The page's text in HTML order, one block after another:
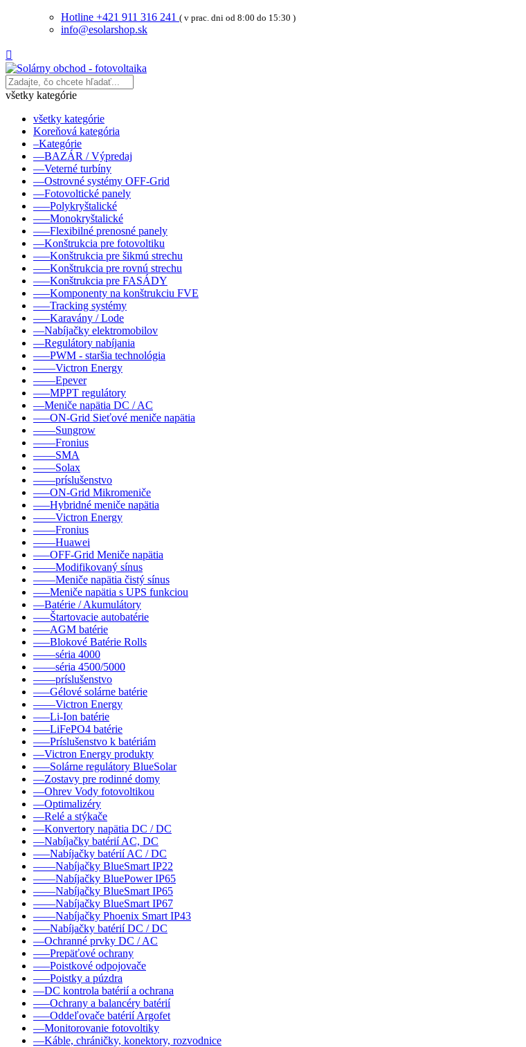
Hotline +421 911 316 241 ( v prac. dni od 8:00 do 15:30 )
info@esolarshop.sk

všetky kategórie
všetky kategórie
Koreňová kategória
–Kategórie
––BAZÁR / Výpredaj
––Veterné turbíny
––Ostrovné systémy OFF-Grid
––Fotovoltické panely
–––Polykryštalické
–––Monokryštalické
–––Flexibilné prenosné panely
––Konštrukcia pre fotovoltiku
–––Konštrukcia pre šikmú strechu
–––Konštrukcia pre rovnú strechu
–––Konštrukcia pre FASÁDY
–––Komponenty na konštrukciu FVE
–––Tracking systémy
–––Karavány / Lode
––Nabíjačky elektromobilov
––Regulátory nabíjania
–––PWM - staršia technológia
––––Victron Energy
––––Epever
–––MPPT regulátory
––Meniče napätia DC / AC
–––ON-Grid Sieťové meniče napätia
––––Sungrow
––––Fronius
––––SMA
––––Solax
––––príslušenstvo
–––ON-Grid Mikromeniče
–––Hybridné meniče napätia
––––Victron Energy
––––Fronius
––––Huawei
–––OFF-Grid Meniče napätia
––––Modifikovaný sínus
––––Meniče napätia čistý sínus
–––Meniče napätia s UPS funkciou
––Batérie / Akumulátory
–––Štartovacie autobatérie
–––AGM batérie
–––Blokové Batérie Rolls
––––séria 4000
––––séria 4500/5000
––––príslušenstvo
–––Gélové solárne batérie
––––Victron Energy
–––Li-Ion batérie
–––LiFePO4 batérie
–––Príslušenstvo k batériám
––Victron Energy produkty
–––Solárne regulátory BlueSolar
––Zostavy pre rodinné domy
––Ohrev Vody fotovoltikou
––Optimalizéry
––Relé a stýkače
––Konvertory napätia DC / DC
––Nabíjačky batérií AC, DC
–––Nabíjačky batérií AC / DC
––––Nabíjačky BlueSmart IP22
––––Nabíjačky BluePower IP65
––––Nabíjačky BlueSmart IP65
––––Nabíjačky BlueSmart IP67
––––Nabíjačky Phoenix Smart IP43
–––Nabíjačky batérií DC / DC
––Ochranné prvky DC / AC
–––Prepäťové ochrany
–––Poistkové odpojovače
–––Poistky a púzdra
––DC kontrola batérií a ochrana
–––Ochrany a balancéry batérií
–––Oddeľovače batérií Argofet
––Monitorovanie fotovoltiky
––Káble, chráničky, konektory, rozvodnice